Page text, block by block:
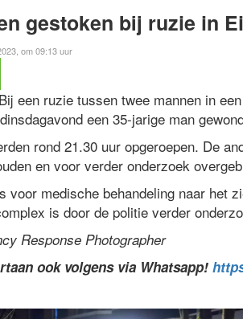
gestoken bij ruzie in
om 09:13 uur
een ruzie tussen twee mannen in
een 35-jarige man
rond 21.30 uur opgeroepen. De
en voor verder onderzoek
voor medische behandeling naar het
is door de politie verder
Response Photographer
ook volgens via Whatsapp!